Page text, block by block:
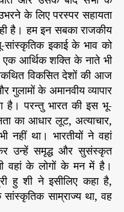
के लिए परस्पर सहायता
है। हम इन सबका राजकीय
इकाई के भाव को
आर्थिक शक्ति के नाते भी
विकसित देशों की आज
गुलामों के अमानवीय व्यापार
है। परन्तु भारत की इस भू-
का आधार लूट, अत्याचार,
नहीं था। भारतीयों ने वहां
उन्हें समृद्ध और सुसंस्कृत
वहां के लोगों के मन में है।
हु शी ने इसीलिए कहा है,
सांस्कृतिक साम्राज्य था, वह